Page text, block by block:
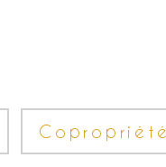
Copropriété